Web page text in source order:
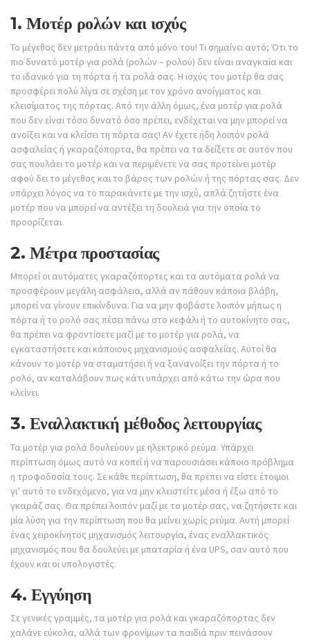
1. Μοτέρ ρολών και ισχύς
Το μέγεθος δεν μετράει πάντα από μόνο του! Τι σημαίνει αυτό; Ότι το
πιο δυνατό μοτέρ για ρολά (ρολών – ρολού) δεν είναι αναγκαία και
το ιδανικό για τη πόρτα ή τα ρολά σας. Η ισχύς του μοτέρ θα σας
προσφέρει πολύ λίγα σε σχέση με τον χρόνο ανοίγματος και
κλεισίματος της πόρτας. Από την άλλη όμως, ένα μοτέρ για ρολά
που δεν είναι τόσο δυνατό όσο πρέπει, ενδέχεται να μην μπορεί να
ανοίξει και να κλείσει τη πόρτα σας! Αν έχετε ήδη λοιπόν ρολά
ασφαλείας ή γκαραζόπορτα, θα πρέπει να τα δείξετε σε αυτόν που
σας πουλάει το μοτέρ και να περιμένετε να σας προτείνει μοτέρ
αφού δει το μέγεθος και το βάρος των ρολών ή της πόρτας σας. Δεν
υπάρχει λόγος να το παρακάνετε με την ισχύ, απλά ζητήστε ένα
μοτέρ που να μπορεί να αντέξει τη δουλειά για την οποία το
προορίζεται.
2. Μέτρα προστασίας
Μπορεί οι αυτόματες γκαραζόπορτες και τα αυτόματα ρολά να
προσφέρουν μεγάλη ασφάλεια, αλλά αν πάθουν κάποια βλάβη,
μπορεί να γίνουν επικίνδυνα. Για να μην φοβάστε λοιπόν μήπως η
πόρτα ή το ρολό σας πέσει πάνω στο κεφάλι ή το αυτοκίνητο σας,
θα πρέπει να φροντίσετε μαζί με το μοτέρ για ρολά, να
εγκαταστήσετε και κάποιους μηχανισμούς ασφαλείας. Αυτοί θα
κάνουν το μοτέρ να σταματήσει ή να ξανανοίξει την πόρτα ή το
ρολό, αν καταλάβουν πως κάτι υπάρχει από κάτω την ώρα που
κλείνει.
3. Εναλλακτική μέθοδος λειτουργίας
Τα μοτέρ για ρολά δουλεύουν με ηλεκτρικό ρεύμα. Υπάρχει
περίπτωση όμως αυτό να κοπεί ή να παρουσιάσει κάποιο πρόβλημα
η τροφοδοσία τους. Σε κάθε περίπτωση, θα πρέπει να είστε έτοιμοι
γι’ αυτό το ενδεχόμενο, για να μην κλειστείτε μέσα ή έξω από το
γκαράζ σας. Θα πρέπει λοιπόν μαζί με το μοτέρ σας, να ζητήσετε και
μία λύση για την περίπτωση που θα μείνει χωρίς ρεύμα. Αυτή μπορεί
ένας χειροκίνητος μηχανισμός λειτουργία, ένας εναλλακτικός
μηχανισμός που θα δουλεύει με μπαταρία ή ένα UPS, σαν αυτό που
έχουν και οι υπολογιστές.
4. Εγγύηση
Σε γενικές γραμμές, τα μοτέρ για ρολά και γκαραζόπορτας δεν
χαλάνε εύκολα, αλλά των φρονίμων τα παιδιά πριν πεινάσουν